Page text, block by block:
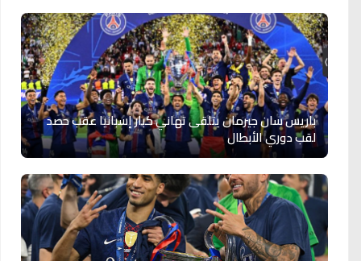
باريس سان جيرمان يتلقى تهاني كبار إسبانيا عقب حصد
لقب دوري الأبطال